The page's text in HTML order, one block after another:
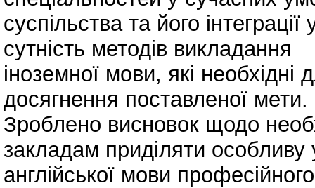
суспільства та його
сутність методів викладання
іноземної мови, які
досягнення поставленої мети.
Зроблено висновок щодо
закладам приділяти
англійської мови